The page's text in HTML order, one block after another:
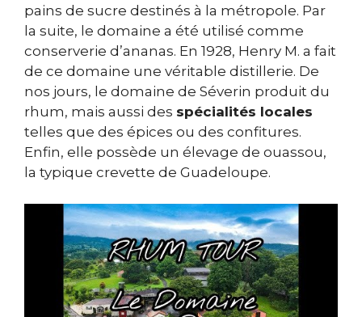
pains de sucre destinés à la métropole. Par
la suite, le domaine a été utilisé comme
conserverie d’ananas. En 1928, Henry M. a fait
de ce domaine une véritable distillerie. De
nos jours, le domaine de Séverin produit du
rhum, mais aussi des spécialités locales
telles que des épices ou des confitures.
Enfin, elle possède un élevage de ouassou,
la typique crevette de Guadeloupe.